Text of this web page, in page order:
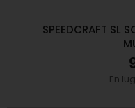
SPEEDCRAFT SL
En